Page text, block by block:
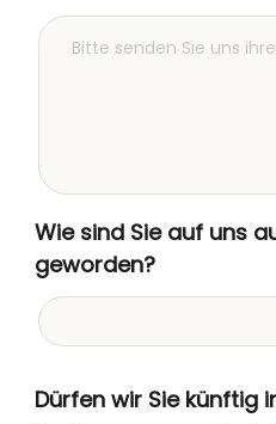
Wie sind Sie auf uns
geworden?
Dürfen wir Sie künftig